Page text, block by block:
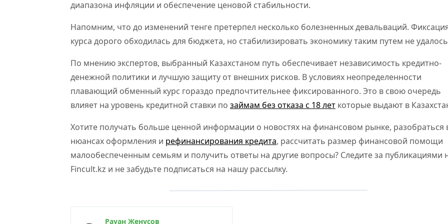
диапазона инфляции и обеспечение ценовой стабильности.
Напомним, что до изменений тенге претерпел несколько болезненных девальваций.
курса дорого обходилась для бюджета, но стабилизировать экономику таким путем не
По мнению экспертов, выбранный Казахстаном путь обеспечивает независимость кредитно-
денежной политики и лучшую защиту от внешних рисков. В условиях неопределенности
плавающий обменный курс гораздо предпочтительнее фиксированного. Это в свою очередь
влияет на уровень кредитной ставки по займам без отказа с 18 лет которые выдают в
Хотите получать больше ценной информации о новостях на финансовом рынке, разобраться
нюансах оформления и рефинансирования кредита, рассчитать размер финансовой помощи
малообеспеченным семьям и получить ответы на другие вопросы? Следите за публикациями
Fincult.kz и не забудьте подписаться на нашу рассылку.
Рауан Женусов